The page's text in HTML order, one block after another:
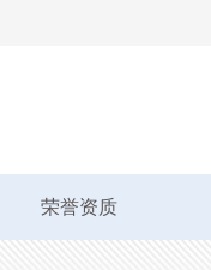
荣誉资质